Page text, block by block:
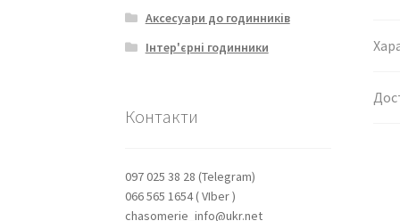
Аксесуари до годинників
Інтер'єрні годинники
Контакти
097 025 38 28 (Telegram)
066 565 1654 ( VIber )
chasomerie_info@ukr.net